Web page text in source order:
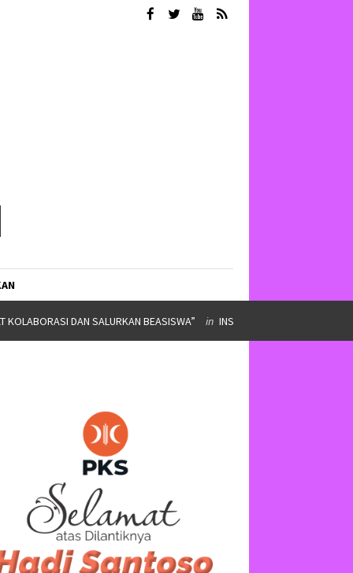
ORMAWAinSERBA SERBI